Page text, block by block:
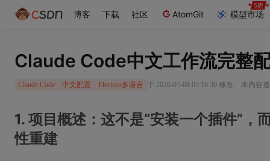
博客 下载 社区 AtomGit 模型市场
Claude Code中文工作流完整
Claude Code 中文配置 Electron多语言 于 2026-07-08 05:16:30 修改 · 本内容
1. 项目概述：这不是“安装一个插件”，
性重建